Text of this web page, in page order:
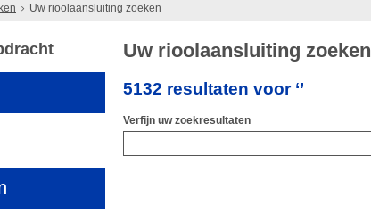
Uw rioolaansluiting zoeken
Uw rioolaansluiting zoeken
5132 resultaten voor ‘’
Verfijn uw zoekresultaten